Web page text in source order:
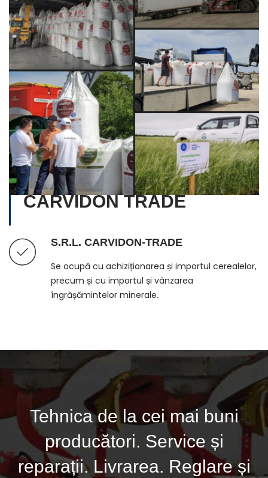
CARVIDON TRADE
S.R.L. CARVIDON-TRADE
Se ocupă cu achiziționarea și importul cerealelor,
precum și cu importul și vânzarea
îngrășămintelor minerale.
Tehnica de la cei mai buni
producători. Service și
reparații. Livrarea. Reglare și